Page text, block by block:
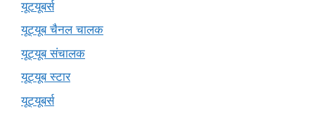
यूटयूबर्स
यूट्यूब चैनल चालक
यूट्यूब संचालक
यूट्यूब स्टार
यूट्यूबर्स